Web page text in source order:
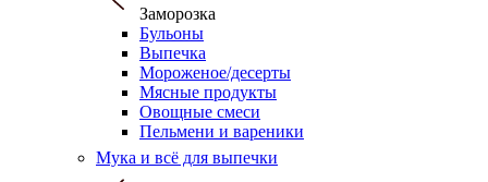
Заморозка
Бульоны
Выпечка
Мороженое/десерты
Мясные продукты
Овощные смеси
Пельмени и вареники
Мука и всё для выпечки